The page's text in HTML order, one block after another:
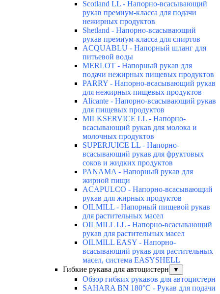
Scotland LL - Напорно-всасывающий
рукав премиум-класса для подачи
нежирных продуктов
Shetland - Напорно-всасывающий
рукав премиум-класса для спиртов
ACQUABLU - Напорный шланг для
питьевой воды
MERLOT - Напорный рукав для
подачи нежирных пищевых продуктов
PARRY - Напорно-всасывающий рукав
для нежирных пищевых продуктов
Alicante - Напорно-всасывающий рукав
для пищевых продуктов
MILKSERVICE LL - Напорно-
всасывающий рукав для молока и
молочных продуктов
SUPERJUICE LL - Напорно-
всасывающий рукав для фруктовых
соков и жидких продуктов
PANAMA - Напорный рукав для
жирной пищи
ACAPULCO - Напорно-всасывающий
рукав для жирных продуктов
OILMILL - Напорный пищевой рукав
для растительных масел
OILMILL LL - Напорно-всасывающий
рукав для растительных масел
OILMILL EASY - Напорно-
всасывающий рукав для растительных
масел, система EASYSHELL
Гибкие рукава для автоцистерн
▼
Обзор гибких рукавов для автоцистерн
SAHARA BN 180°C - Рукав для подачи